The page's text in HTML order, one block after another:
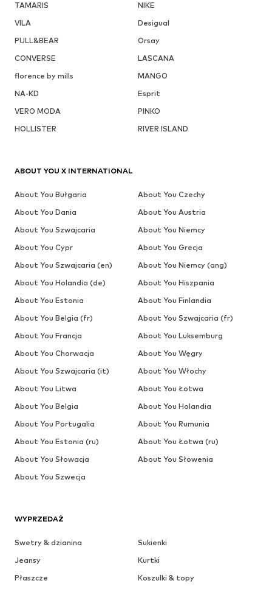
TAMARIS
NIKE
VILA
Desigual
PULL&BEAR
Orsay
CONVERSE
LASCANA
florence by mills
MANGO
NA-KD
Esprit
VERO MODA
PINKO
HOLLISTER
RIVER ISLAND
WYPRZEDAŻ
Swetry & dzianina
Sukienki
Jeansy
Kurtki
Płaszcze
Koszulki & topy
ABOUT YOU X INTERNATIONAL
About You Bułgaria
About You Czechy
About You Dania
About You Austria
About You Szwajcaria
About You Niemcy
About You Cypr
About You Grecja
About You Szwajcaria (en)
About You Niemcy (ang)
About You Holandia (de)
About You Hiszpania
About You Estonia
About You Finlandia
About You Belgia (fr)
About You Szwajcaria (fr)
About You Francja
About You Luksemburg
About You Chorwacja
About You Węgry
About You Szwajcaria (it)
About You Włochy
About You Litwa
About You Łotwa
About You Belgia
About You Holandia
About You Portugalia
About You Rumunia
About You Estonia (ru)
About You Łotwa (ru)
About You Słowacja
About You Słowenia
About You Szwecja